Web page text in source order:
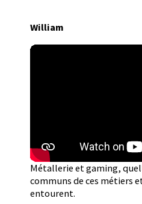
William
Métallerie et gaming,
communs de ces métiers
entourent.